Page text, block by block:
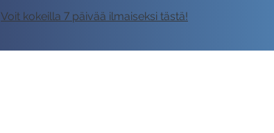
Voit kokeilla 7 päivää ilmaiseksi tästä!